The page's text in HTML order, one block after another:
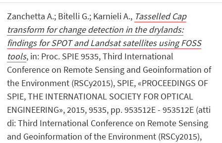
Zanchetta A.; Bitelli G.; Karnieli A., Tasselled Cap
transform for change detection in the drylands:
findings for SPOT and Landsat satellites using FOSS
tools, in: Proc. SPIE 9535, Third International
Conference on Remote Sensing and Geoinformation of
the Environment (RSCy2015), SPIE, «PROCEEDINGS OF
SPIE, THE INTERNATIONAL SOCIETY FOR OPTICAL
ENGINEERING», 2015, 9535, pp. 953512E - 953512E (atti
di: Third International Conference on Remote Sensing
and Geoinformation of the Environment (RSCy2015),